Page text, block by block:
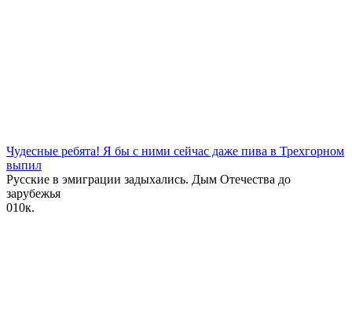
Чудесные ребята! Я бы с ними сейчас даже пива в Трехгорном
выпил
Русские в эмиграции задыхались. Дым Отечества до
зарубежья
010к.